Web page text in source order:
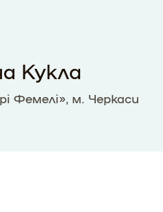
Кукла
Фемелі», м. Черкаси